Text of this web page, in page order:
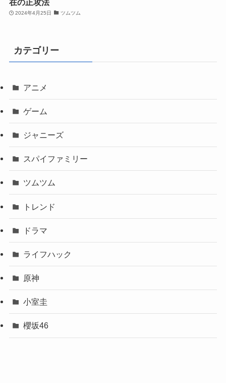
2024年4月25日
や機内モードのウラ技と現
2024年4月25日 ツムツム
カテゴリー
アニメ
ゲーム
ジャニーズ
スパイファミリー
ツムツム
トレンド